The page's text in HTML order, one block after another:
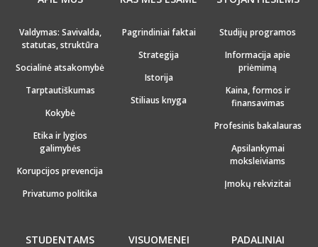
Valdymas: Savivalda,
statutas, struktūra
Socialinė atsakomybė
Tarptautiškumas
Kokybė
Etika ir lygios
galimybės
Korupcijos prevencija
Privatumo politika
Pagrindiniai faktai
Strategija
Istorija
Stiliaus knyga
Studijų programos
Informacija apie
priėmimą
Kaina, formos ir
finansavimas
Profesinis bakalauras
Apsilankymai
moksleiviams
Įmokų rekvizitai
STUDENTAMS VISUOMENEI PADALINIAI